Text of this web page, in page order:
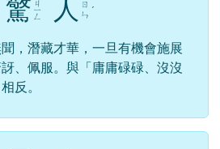
驚 ㄐ
ㄧ
ㄥ 人
ㄖ
ㄣ ˊ
，潛藏才華，一旦有機會施展
、佩服。與「庸庸碌碌、沒沒
反。